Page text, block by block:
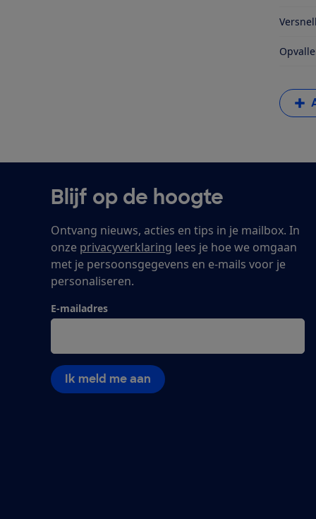
Blijf op de hoogte
Ontvang nieuws, acties en tips in je mailbox. In
onze privacyverklaring lees je hoe we omgaan
met je persoonsgegevens en e-mails voor je
personaliseren.
E-mailadres
Ik meld me aan